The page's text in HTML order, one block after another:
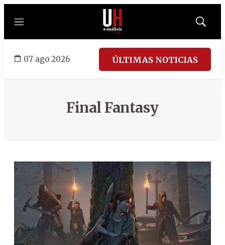
Menú
Mostrar
07 ago 2026 ÚLTIMAS NOTICIAS
Final Fantasy